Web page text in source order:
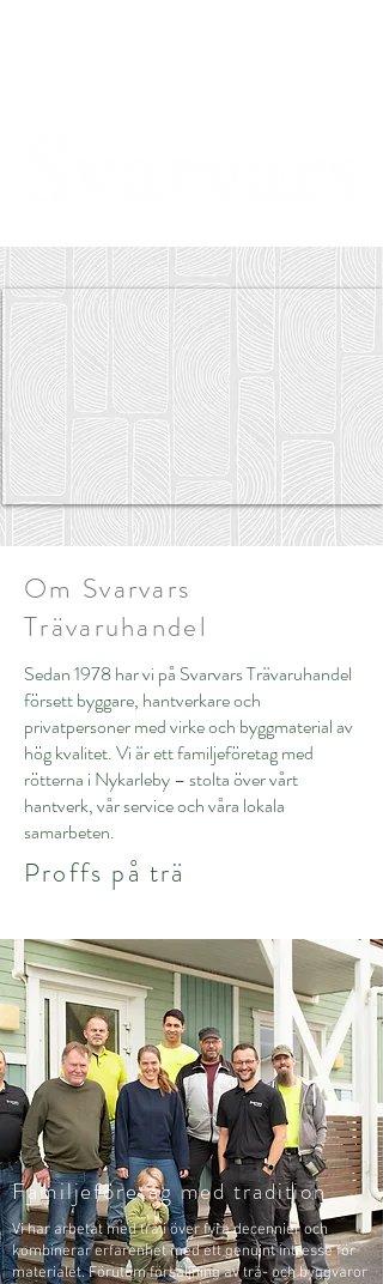
Om Svarvars
Trävaruhandel
Sedan 1978 har vi på Svarvars Trävaruhandel
försett byggare, hantverkare och
privatpersoner med virke och byggmaterial av
hög kvalitet. Vi är ett familjeföretag med
rötterna i Nykarleby – stolta över vårt
hantverk, vår service och våra lokala
samarbeten.
Proffs på trä
Familjeföretag med tradition
Vi har arbetat med trä i över fyra decennier och
kombinerar erfarenhet med ett genuint intresse för
materialet. Förutom försäljning av trä- och byggvaror